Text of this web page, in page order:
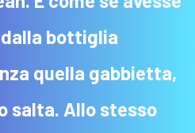
bottiglia
quella gabbietta,
salta. Allo stesso